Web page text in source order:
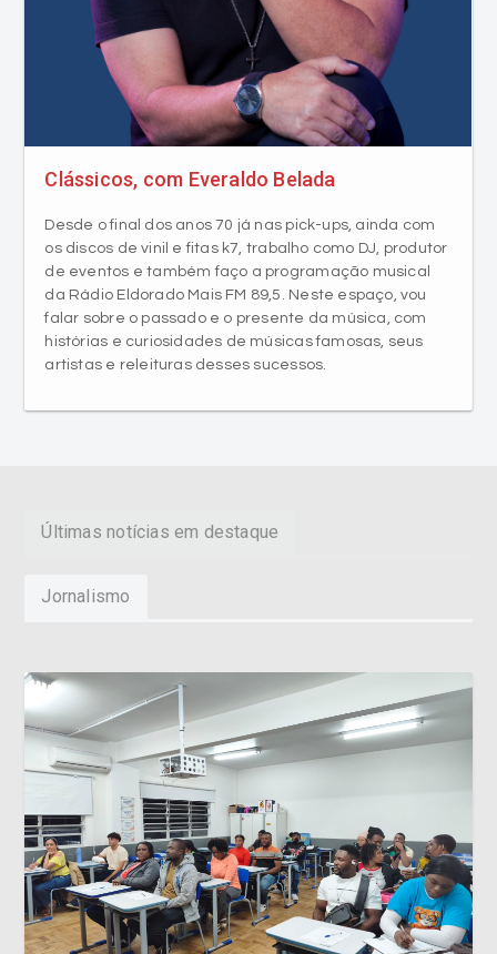
Clássicos, com Everaldo Belada
Desde o final dos anos 70 já nas pick-ups, ainda com
os discos de vinil e fitas k7, trabalho como DJ, produtor
de eventos e também faço a programação musical
da Rádio Eldorado Mais FM 89,5. Neste espaço, vou
falar sobre o passado e o presente da música, com
histórias e curiosidades de músicas famosas, seus
artistas e releituras desses sucessos.
Últimas notícias em destaque
Jornalismo